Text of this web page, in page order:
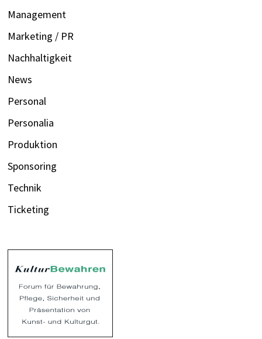
Management
Marketing / PR
Nachhaltigkeit
News
Personal
Personalia
Produktion
Sponsoring
Technik
Ticketing